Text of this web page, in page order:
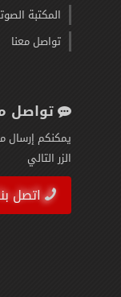
المكتبة
تواصل معنا
تواصل
يمكنكم إرسال
الزر التالي
اتصل